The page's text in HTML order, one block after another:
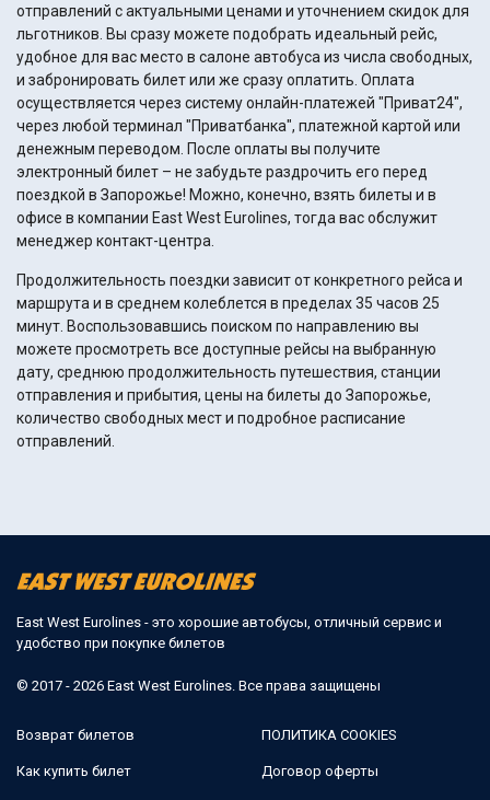
отправлений с актуальными ценами и уточнением скидок для
льготников. Вы сразу можете подобрать идеальный рейс,
удобное для вас место в салоне автобуса из числа свободных,
и забронировать билет или же сразу оплатить. Оплата
осуществляется через систему онлайн-платежей "Приват24",
через любой терминал "Приватбанка", платежной картой или
денежным переводом. После оплаты вы получите
электронный билет – не забудьте раздрочить его перед
поездкой в Запорожье! Можно, конечно, взять билеты и в
офисе в компании East West Eurolines, тогда вас обслужит
менеджер контакт-центра.
Продолжительность поездки зависит от конкретного рейса и
маршрута и в среднем колеблется в пределах 35 часов 25
минут. Воспользовавшись поиском по направлению вы
можете просмотреть все доступные рейсы на выбранную
дату, среднюю продолжительность путешествия, станции
отправления и прибытия, цены на билеты до Запорожье,
количество свободных мест и подробное расписание
отправлений.
East West Eurolines - это хорошие автобусы, отличный сервис и
удобство при покупке билетов
© 2017 - 2026 East West Eurolines. Все права защищены
Возврат билетов
Как купить билет
ПОЛИТИКА COOKIES
Договор оферты